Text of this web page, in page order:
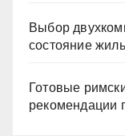
Выбор
состояние
Готовые
рекомендации